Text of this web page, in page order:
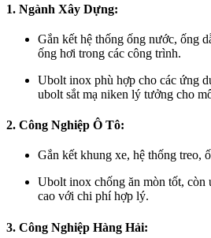
1. Ngành Xây Dựng:
Gắn kết hệ thống ống nước, ống
ống hơi trong các công trình.
Ubolt inox phù hợp cho các ứng
ubolt sắt mạ niken lý tưởng cho
2. Công Nghiệp Ô Tô:
Gắn kết khung xe, hệ thống treo,
Ubolt inox chống ăn mòn tốt, còn
cao với chi phí hợp lý.
3. Công Nghiệp Hàng Hải: